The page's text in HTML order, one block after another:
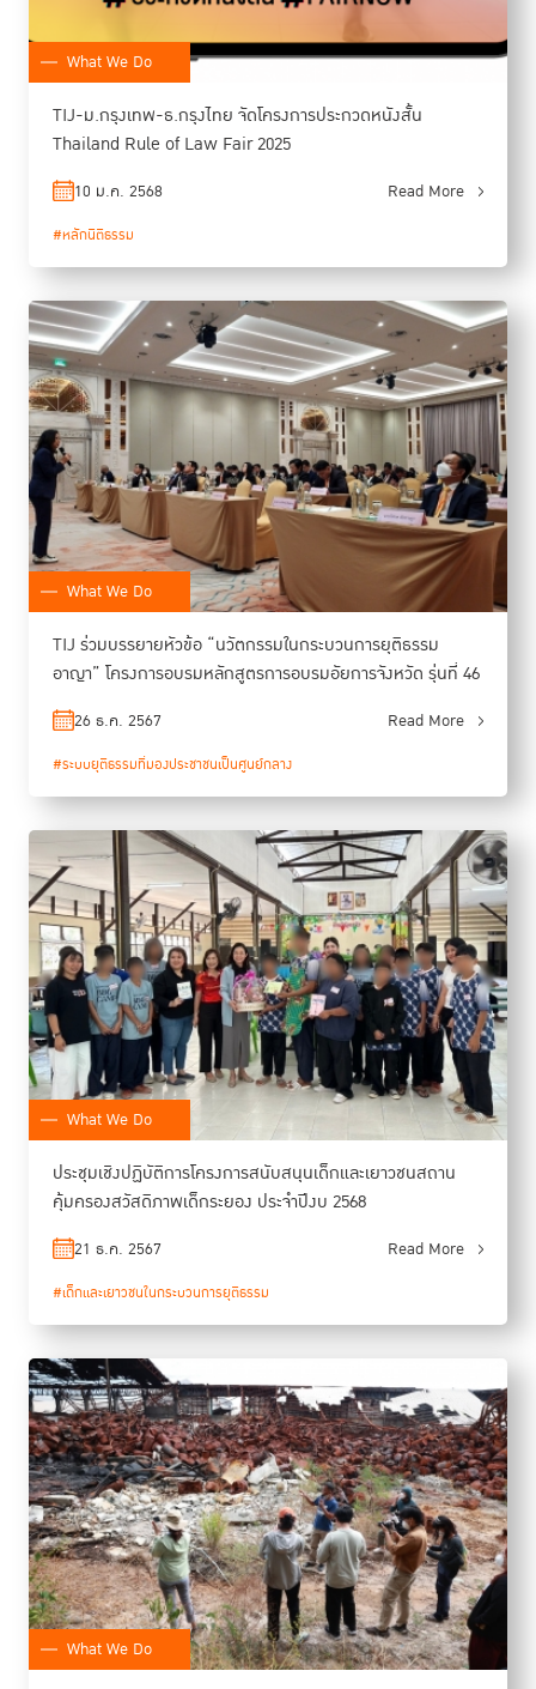
What We Do
TIJ-ม.กรุงเทพ-ธ.กรุงไทย จัดโครงการประกวดหนังสั้น
Thailand Rule of Law Fair 2025
10 ม.ค. 2568 Read More
#หลักนิติธรรม
What We Do
TIJ ร่วมบรรยายหัวข้อ “นวัตกรรมในกระบวนการยุติธรรม
อาญา” โครงการอบรมหลักสูตรการอบรมอัยการจังหวัด รุ่นที่ 46
26 ธ.ค. 2567 Read More
#ระบบยุติธรรมที่มองประชาชนเป็นศูนย์กลาง
What We Do
ประชุมเชิงปฏิบัติการโครงการสนับสนุนเด็กและเยาวชนสถาน
คุ้มครองสวัสดิภาพเด็กระยอง ประจำปีงบ 2568
21 ธ.ค. 2567 Read More
#เด็กและเยาวชนในกระบวนการยุติธรรม
What We Do